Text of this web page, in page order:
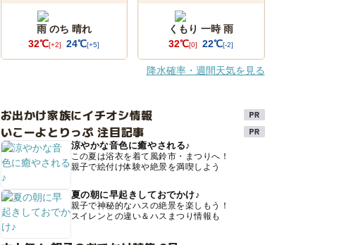
雨 のち 晴れ
32℃[+2] 24℃[+5]
くもり 一時 雨
32℃[0] 22℃[-2]
降水確率・週間天気を見る
お出かけ家族にイチオシ情報
いこーよとりっぷ 注目記事
涼やかな音色に癒やされる♪
この夏は浴衣を着て風鈴市・まつりへ！
親子で絵付け体験や絶景を満喫しよう
夏の朝に早起きしておでかけ♪
親子で神秘的なハスの絶景を楽しもう！
スイレンとの違い＆ハスまつり情報も